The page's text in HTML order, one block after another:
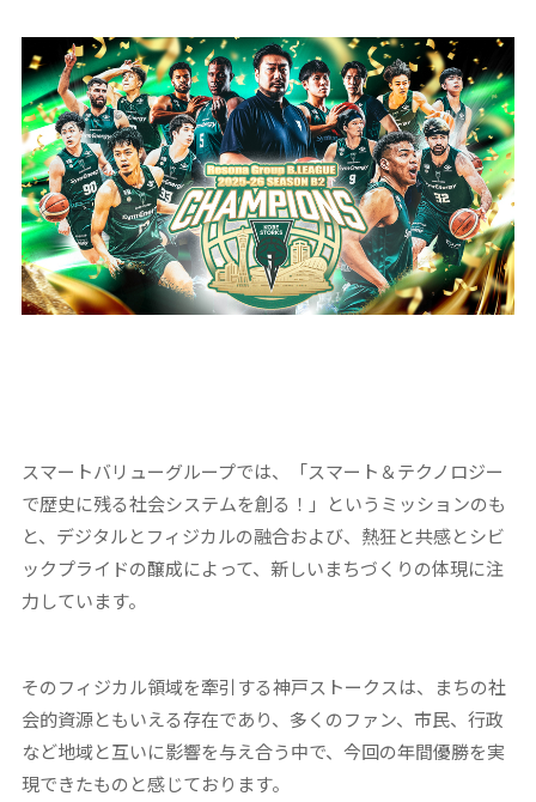
スマートバリューグループでは、「スマート＆テクノロジー
で歴史に残る社会システムを創る！」というミッションのも
と、デジタルとフィジカルの融合および、熱狂と共感とシビ
ックプライドの醸成によって、新しいまちづくりの体現に注
力しています。
そのフィジカル領域を牽引する神戸ストークスは、まちの社
会的資源ともいえる存在であり、多くのファン、市民、行政
など地域と互いに影響を与え合う中で、今回の年間優勝を実
現できたものと感じております。